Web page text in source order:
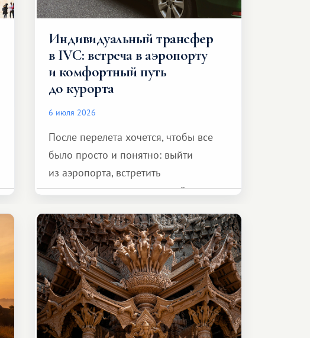
Индивидуальный трансфер
в IVC: встреча в аэропорту
и комфортный путь
до курорта
6 июля 2026
После перелета хочется, чтобы все
было просто и понятно: выйти
из аэропорта, встретить
представителя транспортной
и спокойно доехать до курорта.